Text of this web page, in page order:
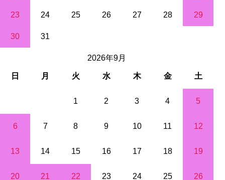
23 24 25 26 27 28 29
30 31
2026年9月
日 月 火 水 木 金 土
1 2 3 4 5
6 7 8 9 10 11 12
13 14 15 16 17 18 19
20 21 22 23 24 25 26